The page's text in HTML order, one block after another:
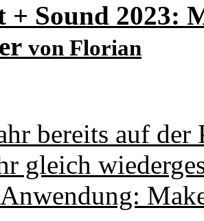
Sound 2023:
von Florian
bereits auf
gleich